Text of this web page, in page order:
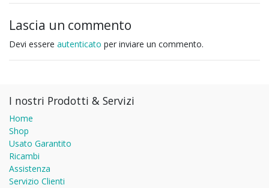
Lascia un commento
Devi essere autenticato per inviare un commento.
I nostri Prodotti & Servizi
Home
Shop
Usato Garantito
Ricambi
Assistenza
Servizio Clienti